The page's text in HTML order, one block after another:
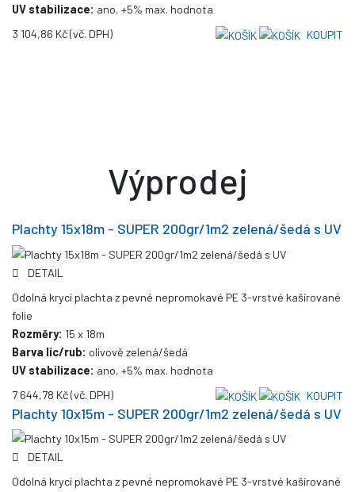
UV stabilizace: ano, +5% max. hodnota
3 104,86 Kč(vč. DPH) KOUPIT
Výprodej
Plachty 15x18m - SUPER 200gr/1m2 zelená/šedá s UV
DETAIL
Odolná krycí plachta z pevné nepromokavé PE 3-vrstvé kašírované
folie
Rozměry: 15 x 18m
Barva líc/rub: olivově zelená/šedá
UV stabilizace: ano, +5% max. hodnota
7 644,78 Kč(vč. DPH) KOUPIT
Plachty 10x15m - SUPER 200gr/1m2 zelená/šedá s UV
DETAIL
Odolná krycí plachta z pevné nepromokavé PE 3-vrstvé kašírované